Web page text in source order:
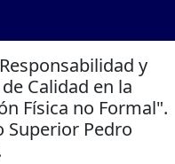
y
Calidad en la
Física no Formal".
Pedro